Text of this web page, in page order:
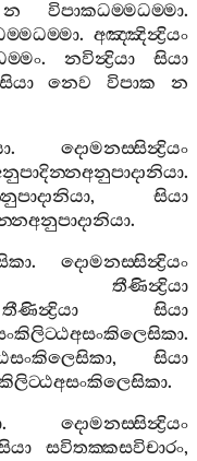
න විපාකධම‍්මධම‍්මා.
. අඤ‍්ඤින්‍ද්‍රියං
. නවින්‍ද්‍රියා
සියා
සියා නෙව විපාක
න
. දොමනස‍්සින්‍ද්‍රියං
.
, සියා
.
. දොමනස‍්සින්‍ද්‍රියං
තීණින්‍ද්‍රියා
තීණින්‍ද්‍රියා
සියා
.
, සියා
.
. දොමනස‍්සින්‍ද්‍රියං
සවිතක‍්කසවිචාරං,